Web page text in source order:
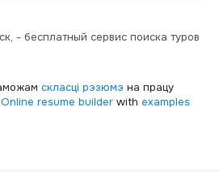
- бесплатный сервис поиска туров
скласці рэзюмэ на працу
Online resume builderwith examples